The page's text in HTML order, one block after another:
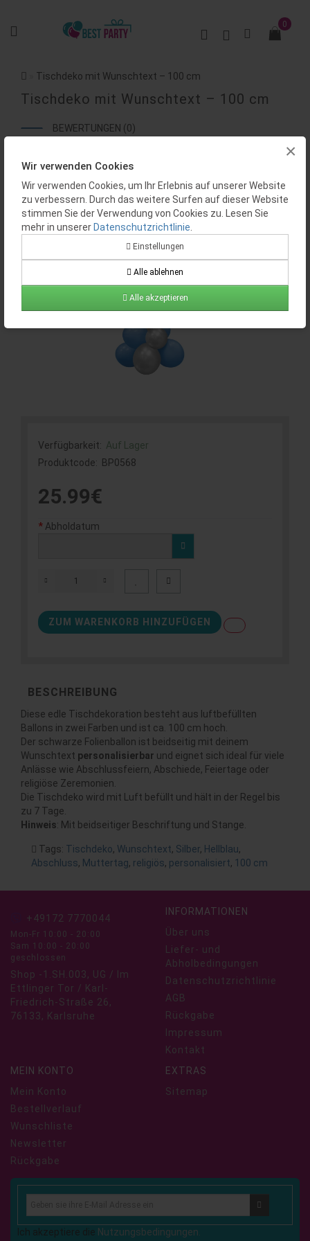
×
Wir verwenden Cookies
Wir verwenden Cookies, um Ihr Erlebnis auf unserer Website
zu verbessern. Durch das weitere Surfen auf dieser Website
stimmen Sie der Verwendung von Cookies zu. Lesen Sie
mehr in unserer Datenschutzrichtlinie
Einstellungen
Alle ablehnen
Alle akzeptieren
0
Tischdeko mit Wunschtext – 100 cm
Tischdeko mit Wunschtext – 100 cm
BEWERTUNGEN (0)
Verfügbarkeit: Auf Lager
Produktcode: BP0568
25.99€
Abholdatum
ZUM WARENKORB HINZUFÜGEN
BESCHREIBUNG
Diese edle Tischdekoration besteht aus luftbefüllten
Ballons in zwei Farben und ist ca. 100 cm hoch.
Der schwarze Folienballon ist beidseitig mit deinem
Wunschtext personalisierbar und eignet sich ideal für viele
Anlässe wie Abschlussfeiern, Abschiede, Feiertage oder
religiöse Zeremonien.
Die Tischdeko wird mit Luft befüllt und hält in der Regel bis
zu 7 Tage.
Hinweis: Mit beidseitiger Beschriftung und Stange.
Tags: Tischdeko, Wunschtext, Silber, Hellblau,
Abschluss, Muttertag, religiös, personalisiert, 100 cm
+49172 7770044
Mon-Fr 10:00 - 20:00
Sam 10:00 - 20:00
geschlossen
Shop -1.SH.003, UG / Im
Ettlinger Tor / Karl-
Friedrich-Straße 26,
76133, Karlsruhe
INFORMATIONEN
Über uns
Liefer- und
Abholbedingungen
Datenschutzrichtlinie
AGB
Rückgabe
Impressum
Kontakt
MEIN KONTO
Mein Konto
Bestellverlauf
Wunschliste
Newsletter
Rückgabe
EXTRAS
Sitemap
Ich akzeptiere die Nutzungsbedingungen.